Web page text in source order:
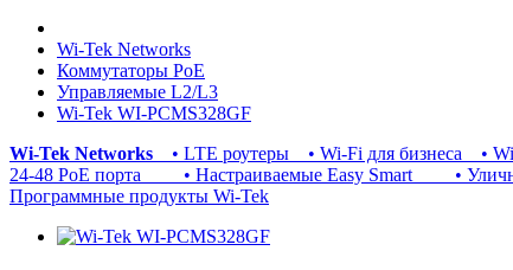
Wi-Tek Networks
Коммутаторы PoE
Управляемые L2/L3
Wi-Tek WI-PCMS328GF
Wi-Tek Networks
• LTE роутеры • Wi-Fi для бизнеса •
24-48 PoE порта
• Настраиваемые Easy Smart •
Программные продукты Wi-Tek